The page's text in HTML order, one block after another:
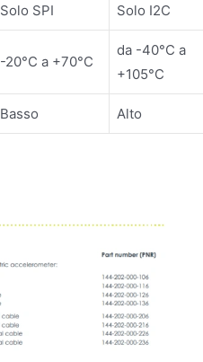
Solo SPI Solo I2C
-20°C a +70°C
da -40°C a
+105°C
Basso Alto